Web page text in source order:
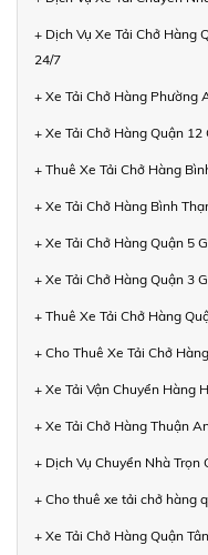
+ Dịch Vụ Xe Tải Chở Hàng
24/7
+ Xe Tải Chở Hàng Phường
+ Xe Tải Chở Hàng Quận 12
+ Thuê Xe Tải Chở Hàng
+ Xe Tải Chở Hàng Bình
+ Xe Tải Chở Hàng Quận 5
+ Xe Tải Chở Hàng Quận 3
+ Thuê Xe Tải Chở Hàng
+ Cho Thuê Xe Tải Chở
+ Xe Tải Vận Chuyển Hàng
+ Xe Tải Chở Hàng Thuận
+ Dịch Vụ Chuyển Nhà Trọn
+ Cho thuê xe tải chở hàng
+ Xe Tải Chở Hàng Quận